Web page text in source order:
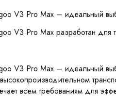
V3 Pro Max – идеальный
V3 Pro Max разработан для
V3 Pro Max – идеальный
всем требованиям для